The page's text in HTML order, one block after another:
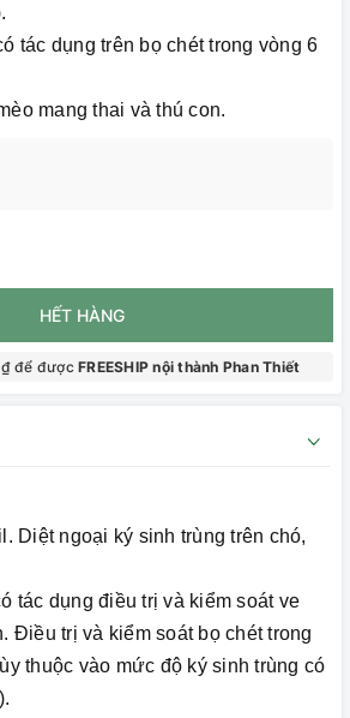
tác dụng trên bọ chét trong vòng 6
mang thai và thú con.
HẾT HÀNG
để đượcFREESHIP nội thành Phan Thiết
Diệt ngoại ký sinh trùng trên chó,
tác dụng điều trị và kiểm soát ve
Điều trị và kiểm soát bọ chét trong
thuộc vào mức độ ký sinh trùng có